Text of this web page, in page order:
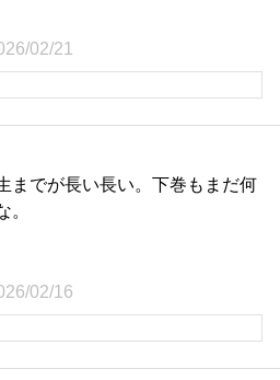
02/21
までが長い長い。下巻もまだ何
。
02/16